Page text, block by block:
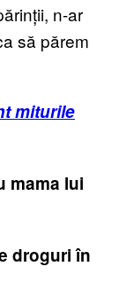
n-ar
să părem
miturile
mama lui
droguri în